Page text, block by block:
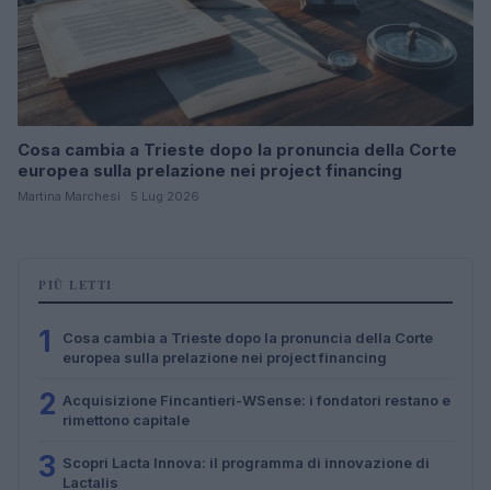
Cosa cambia a Trieste dopo la pronuncia della Corte
europea sulla prelazione nei project financing
Martina Marchesi · 5 Lug 2026
PIÙ LETTI
1
Cosa cambia a Trieste dopo la pronuncia della Corte
europea sulla prelazione nei project financing
2 Acquisizione Fincantieri-WSense: i fondatori restano e
rimettono capitale
3 Scopri Lacta Innova: il programma di innovazione di
Lactalis